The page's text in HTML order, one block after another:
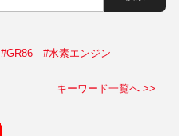
#GR86
#水素エンジン
キーワード一覧へ >>